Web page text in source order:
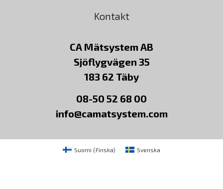
Kontakt
CA Mätsystem AB
Sjöflygvägen 35
183 62 Täby
08-50 52 68 00
info@camatsystem.com
Suomi (Finska) Svenska